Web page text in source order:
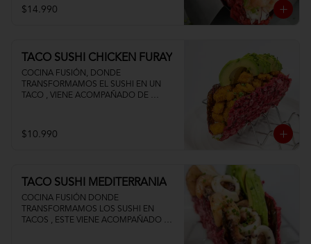
$14.990
TACO SUSHI CHICKEN FURAY
COCINA FUSIÓN, DONDE
TRANSFORMAMOS EL SUSHI EN UN
TACO , VIENE ACOMPAÑADO DE
$10.990
TACO SUSHI MEDITERRANIA
COCINA FUSIÓN DONDE
TRANSFORMAMOS LOS SUSHI EN
TACOS , ESTE VIENE ACOMPAÑADO DE